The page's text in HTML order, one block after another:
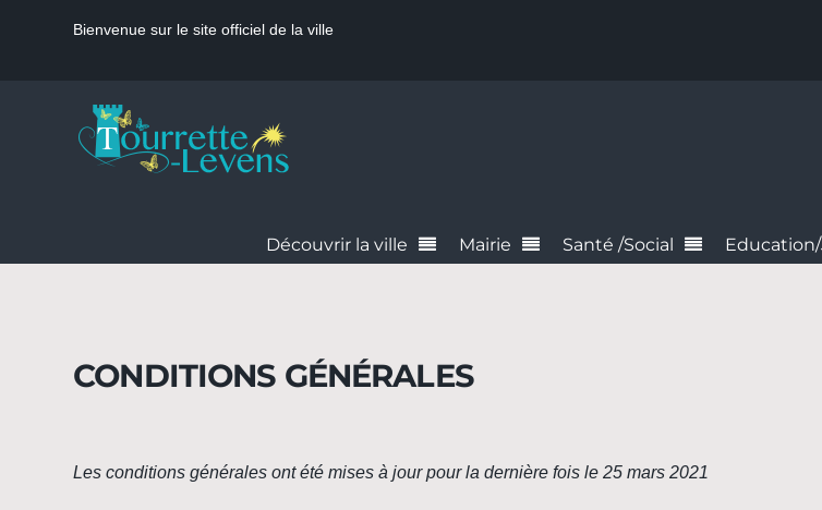
Bienvenue sur le site officiel de la ville
Découvrir la ville Mairie Santé /Social
CONDITIONS GÉNÉRALES
Les conditions générales ont été mises à jour pour la dernière fois le 25 mars 2021